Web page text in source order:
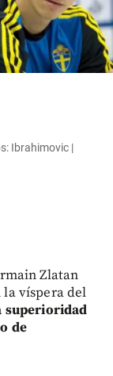
Ibrahimovic |
Zlatan
la víspera del
superioridad
de